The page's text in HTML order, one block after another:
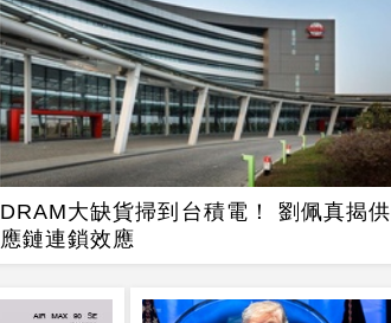
DRAM大缺貨掃到台積電！ 劉佩真揭供
應鏈連鎖效應